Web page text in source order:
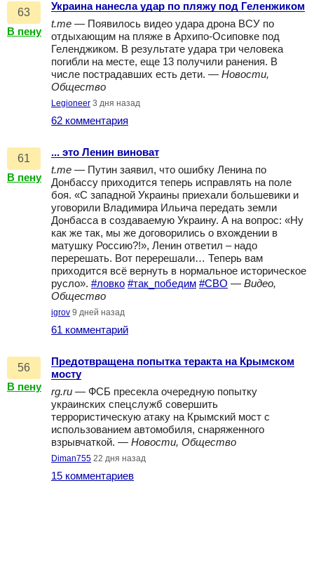
63
В пену
Украина нанесла удар по пляжу под Геленжиком
t.me — Появилось видео удара дрона ВСУ по
отдыхающим на пляже в Архипо-Осиповке под
Геленджиком. В результате удара три человека
погибли на месте, еще 13 получили ранения. В
числе пострадавших есть дети. — Новости,
Общество
Legioneer 3 дня назад
62 комментария
61
В пену
... это Ленин виноват
t.me — Путин заявил, что ошибку Ленина по
Донбассу приходится теперь исправлять на поле
боя. «С западной Украины приехали большевики и
уговорили Владимира Ильича передать земли
Донбасса в создаваемую Украину. А на вопрос: «Ну
как же так, мы же договорились о вхождении в
матушку Россию?!», Ленин ответил – надо
перерешать. Вот перерешали… Теперь вам
приходится всё вернуть в нормальное историческое
русло». #ловко #так_победим #СВО — Видео,
Общество
igrov 9 дней назад
61 комментарий
56
В пену
Предотвращена попытка теракта на Крымском
мосту
rg.ru — ФСБ пресекла очередную попытку
украинских спецслужб совершить
террористическую атаку на Крымский мост с
использованием автомобиля, снаряженного
взрывчаткой. — Новости, Общество
Diman755 22 дня назад
15 комментариев